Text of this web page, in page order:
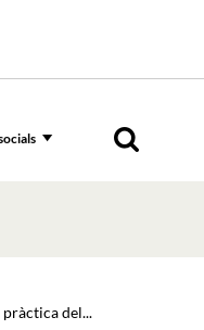
del...